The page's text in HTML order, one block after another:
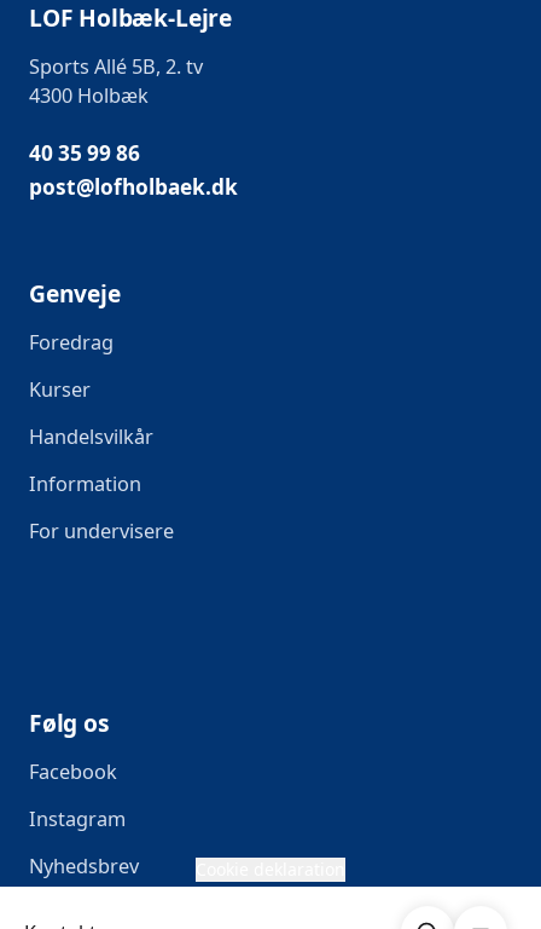
Søg
LOF Holbæk-Lejre
Sports Allé 5B, 2. tv
4300 Holbæk
40 35 99 86
post@lofholbaek.dk
Genveje
Foredrag
Kurser
Handelsvilkår
Information
For undervisere
Følg os
Facebook
Instagram
Nyhedsbrev